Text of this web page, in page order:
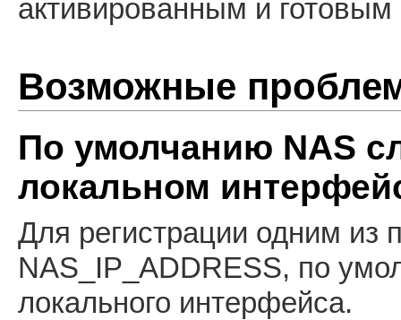
активированным и
Возможные
По умолчанию NAS
локальном
Для регистрации одним из
NAS_IP_ADDRESS, по
локального интерфейса.